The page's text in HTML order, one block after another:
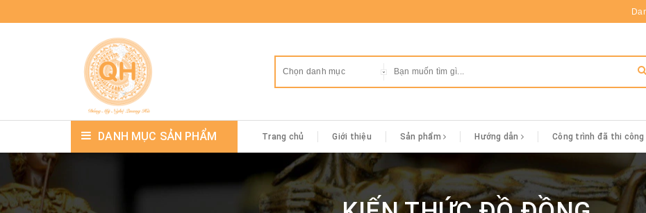
Chọn danh mục
DANH MỤC SẢN PHẨM Trang chủ Giới thiệu Sản phẩm Hướng dẫn Công trình đã thi công